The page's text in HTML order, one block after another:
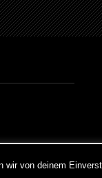
you can opt-out if
wir von deinem